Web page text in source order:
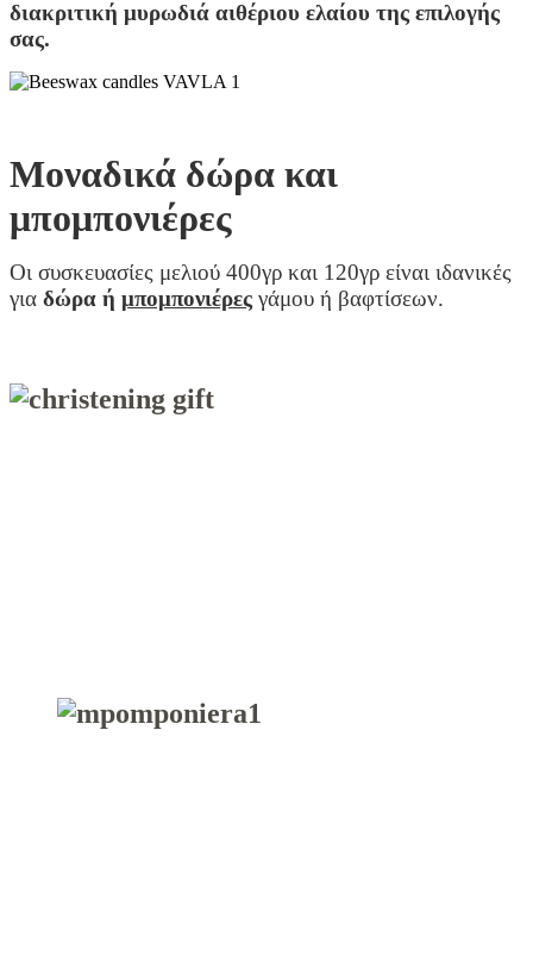
διακριτική μυρωδιά αιθέριου ελαίου της επιλογής
σας.
Μοναδικά δώρα και
μπομπονιέρες
Οι συσκευασίες μελιού 400γρ και 120γρ είναι ιδανικές
για δώρα ή μπομπονιέρες γάμου ή βαφτίσεων.